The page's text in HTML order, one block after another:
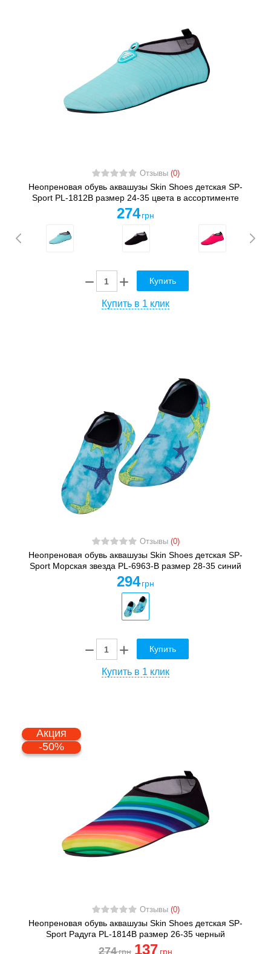
Отзывы (0)
Неопреновая обувь аквашузы Skin Shoes детская SP-
Sport PL-1812B размер 24-35 цвета в ассортименте
274 грн
Купить
Купить в 1 клик
Отзывы (0)
Неопреновая обувь аквашузы Skin Shoes детская SP-
Sport Морская звезда PL-6963-B размер 28-35 синий
294 грн
Купить
Купить в 1 клик
Акция
-50%
Отзывы (0)
Неопреновая обувь аквашузы Skin Shoes детская SP-
Sport Радуга PL-1814B размер 26-35 черный
274грн 137 грн